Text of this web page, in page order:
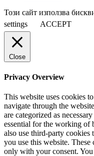
Този сайт използва
settings
ACCEPT
Close
Privacy Overview
This website uses cookies
navigate through the
are categorized as
essential for the working of
also use third-party cookies
you use this website.
only with your consent.